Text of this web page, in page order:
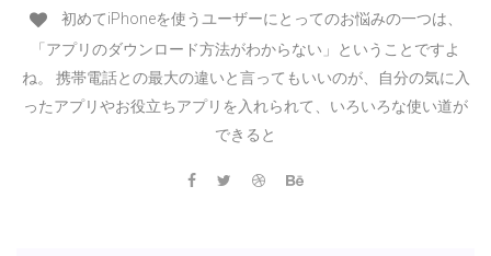
初めてiPhoneを使うユーザーにとってのお悩みの一つは、
「アプリのダウンロード方法がわからない」ということですよ
ね。 携帯電話との最大の違いと言ってもいいのが、自分の気に入
ったアプリやお役立ちアプリを入れられて、いろいろな使い道が
できると